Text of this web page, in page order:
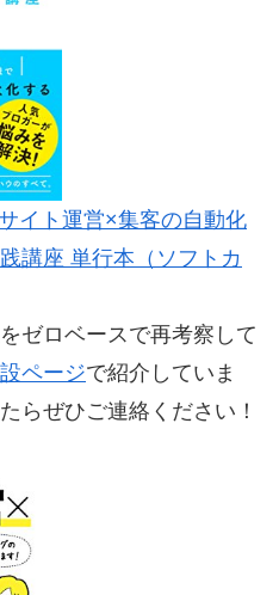
イト運営×集客の自動化
講座 単行本（ソフトカ
ゼロベースで再考察して
ページで紹介していま
らぜひご連絡ください！